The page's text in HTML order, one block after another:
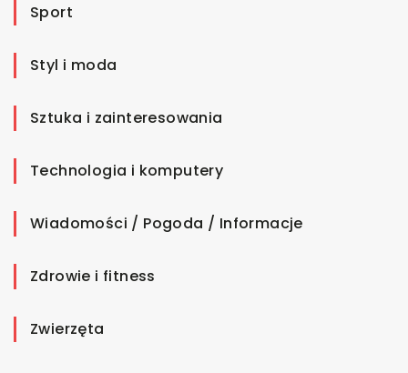
Sport
Styl i moda
Sztuka i zainteresowania
Technologia i komputery
Wiadomości / Pogoda / Informacje
Zdrowie i fitness
Zwierzęta